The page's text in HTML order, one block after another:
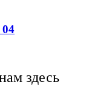
04
здесь